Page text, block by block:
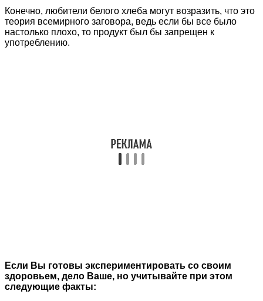
Конечно, любители белого хлеба могут возразить, что это
теория всемирного заговора, ведь если бы все было
настолько плохо, то продукт был бы запрещен к
употреблению.
Если Вы готовы экспериментировать со своим
здоровьем, дело Ваше, но учитывайте при этом
следующие факты: